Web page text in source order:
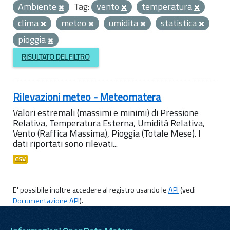
Ambiente
Tag: vento
temperatura
clima
meteo umidita
statistica
pioggia
RISULTATO DEL FILTRO
Rilevazioni meteo - Meteomatera
Valori estremali (massimi e minimi) di Pressione
Relativa, Temperatura Esterna, Umidità Relativa,
Vento (Raffica Massima), Pioggia (Totale Mese). I
dati riportati sono rilevati...
CSV
E' possibile inoltre accedere al registro usando leAPI(vedi
Documentazione API).